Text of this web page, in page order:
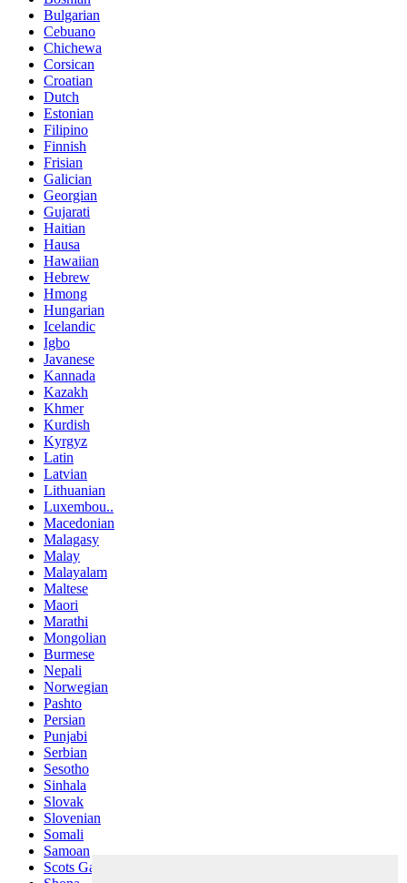
Bulgarian
Cebuano
Chichewa
Corsican
Croatian
Dutch
Estonian
Filipino
Finnish
Frisian
Galician
Georgian
Gujarati
Haitian
Hausa
Hawaiian
Hebrew
Hmong
Hungarian
Icelandic
Igbo
Javanese
Kannada
Kazakh
Khmer
Kurdish
Kyrgyz
Latin
Latvian
Lithuanian
Luxembou..
Macedonian
Malagasy
Malay
Malayalam
Maltese
Maori
Marathi
Mongolian
Burmese
Nepali
Norwegian
Pashto
Persian
Punjabi
Serbian
Sesotho
Sinhala
Slovak
Slovenian
Somali
Samoan
Scots Gaelic